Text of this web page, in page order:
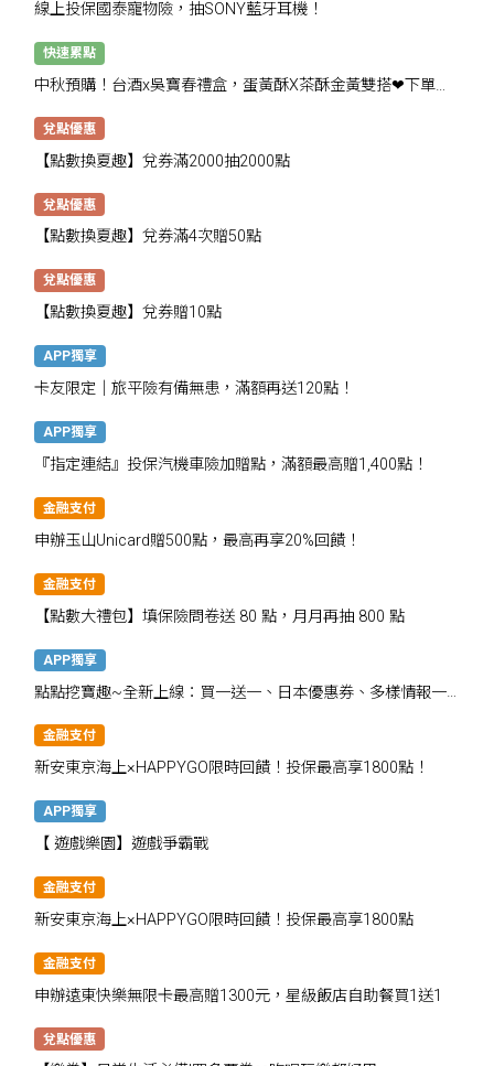
線上投保國泰寵物險，抽SONY藍牙耳機！
快速累點
中秋預購！台酒x吳寶春禮盒，蛋黃酥X茶酥金黃雙搭❤下單抽
兌點優惠
【點數換夏趣】兌券滿2000抽2000點
兌點優惠
【點數換夏趣】兌券滿4次贈50點
兌點優惠
【點數換夏趣】兌券贈10點
APP獨享
卡友限定│旅平險有備無患，滿額再送120點！
APP獨享
『指定連結』投保汽機車險加贈點，滿額最高贈1,400點！
金融支付
申辦玉山Unicard贈500點，最高再享20%回饋！
金融支付
【點數大禮包】填保險問卷送 80 點，月月再抽 800 點
APP獨享
點點挖寶趣~全新上線：買一送一、日本優惠券、多樣情報一
金融支付
新安東京海上×HAPPYGO限時回饋！投保最高享1800點！
APP獨享
【 遊戲樂園】遊戲爭霸戰
金融支付
新安東京海上×HAPPYGO限時回饋！投保最高享1800點
金融支付
申辦遠東快樂無限卡最高贈1300元，星級飯店自助餐買1送1
兌點優惠